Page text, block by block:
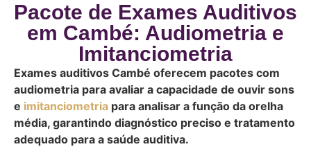
Pacote de Exames Auditivos
em Cambé: Audiometria e
Imitanciometria
Exames auditivos Cambé oferecem pacotes com
audiometria para avaliar a capacidade de ouvir sons
e imitanciometria para analisar a função da orelha
média, garantindo diagnóstico preciso e tratamento
adequado para a saúde auditiva.